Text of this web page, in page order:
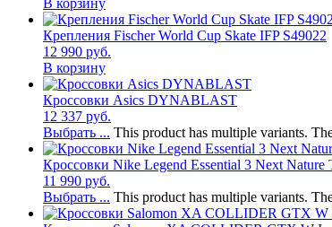
Крепления Fischer World Cup Skate IFP S49022
12 990 руб.
В корзину
Кроссовки Asics DYNABLAST
12 337 руб.
Выбрать ... This product has multiple variants.
Кроссовки Nike Legend Essential 3 Next Nature
11 990 руб.
Выбрать ... This product has multiple variants.